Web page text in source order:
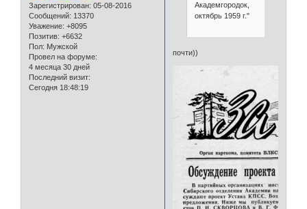
Зарегистрирован: 05-08-2016
Сообщений: 13370
Уважение: +8095
Позитив: +6632
Пол: Мужской
Провел на форуме:
4 месяца 30 дней
Последний визит:
Сегодня 18:48:19
Академгородок,
октябрь 1959 г."
почти))